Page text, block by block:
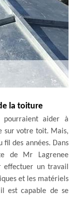
la toiture
pourraient aider à
sur votre toit. Mais,
des années. Dans
de Mr Lagrenee
effectuer un travail
et les matériels
est capable de se